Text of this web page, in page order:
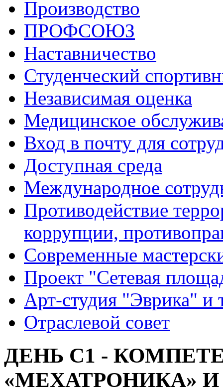
Производство
ПРОФСОЮЗ
Наставничество
Студенческий
Независимая оценка
Медицинское
Вход в почту для
Доступная среда
Международное
Противодействие
коррупции,
Современные
Проект "Сетевая
Арт-студия "Эврика" и
Отраслевой совет
ДЕНЬ С1 -
«МЕХАТРОНИКА»